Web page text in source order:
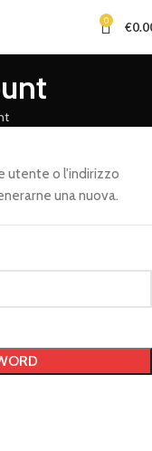
0 €
utente o l'indirizzo
una nuova.